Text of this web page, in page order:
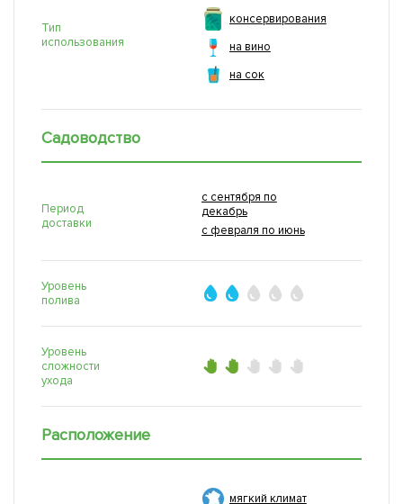
Тип
использования
консервирования
на вино
на сок
Садоводство
Период
доставки
с сентября по
декабрь
с февраля по июнь
Уровень
полива
Уровень
сложности
ухода
Расположение
мягкий климат